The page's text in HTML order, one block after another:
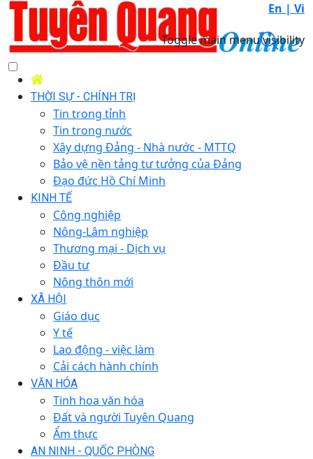
En | Vi
Toggle main menu visibility
THỜI SỰ - CHÍNH TRỊ
Tin trong tỉnh
Tin trong nước
Xây dựng Đảng - Nhà nước - MTTQ
Bảo vệ nền tảng tư tưởng của Đảng
Đạo đức Hồ Chí Minh
KINH TẾ
Công nghiệp
Nông-Lâm nghiệp
Thương mại - Dịch vụ
Đầu tư
Nông thôn mới
XÃ HỘI
Giáo dục
Y tế
Lao động - việc làm
Cải cách hành chính
VĂN HÓA
Tinh hoa văn hóa
Đất và người Tuyên Quang
Ẩm thực
AN NINH - QUỐC PHÒNG